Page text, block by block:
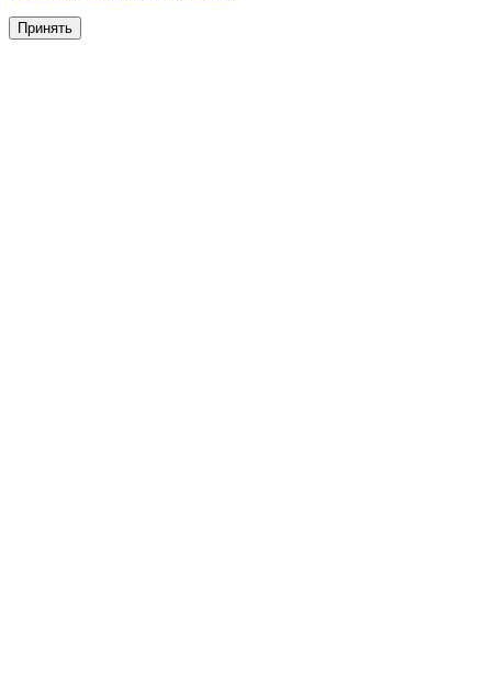
Принять